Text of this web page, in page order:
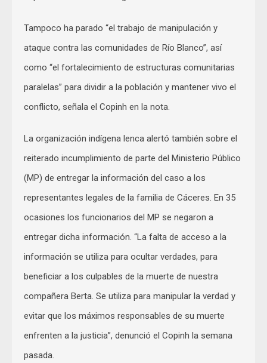
Tampoco ha parado “el trabajo de manipulación y
ataque contra las comunidades de Río Blanco”, así
como “el fortalecimiento de estructuras comunitarias
paralelas” para dividir a la población y mantener vivo el
conflicto, señala el Copinh en la nota.
La organización indígena lenca alertó también sobre el
reiterado incumplimiento de parte del Ministerio Público
(MP) de entregar la información del caso a los
representantes legales de la familia de Cáceres. En 35
ocasiones los funcionarios del MP se negaron a
entregar dicha información. “La falta de acceso a la
información se utiliza para ocultar verdades, para
beneficiar a los culpables de la muerte de nuestra
compañera Berta. Se utiliza para manipular la verdad y
evitar que los máximos responsables de su muerte
enfrenten a la justicia”, denunció el Copinh la semana
pasada.